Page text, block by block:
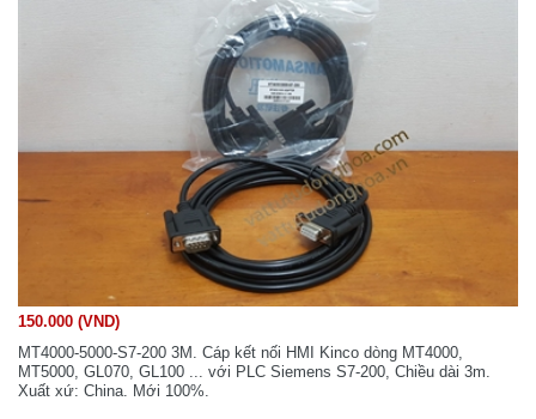
150.000 (VND)
MT4000-5000-S7-200 3M. Cáp kết nối HMI Kinco dòng MT4000,
MT5000, GL070, GL100 ... với PLC Siemens S7-200, Chiều dài 3m.
Xuất xứ: China. Mới 100%.